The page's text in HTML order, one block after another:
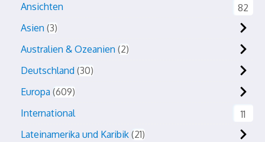
Ansichten
82
Asien 3
Australien & Ozeanien 2
Deutschland 30
Europa 609
International
11
Lateinamerika und Karibik 21